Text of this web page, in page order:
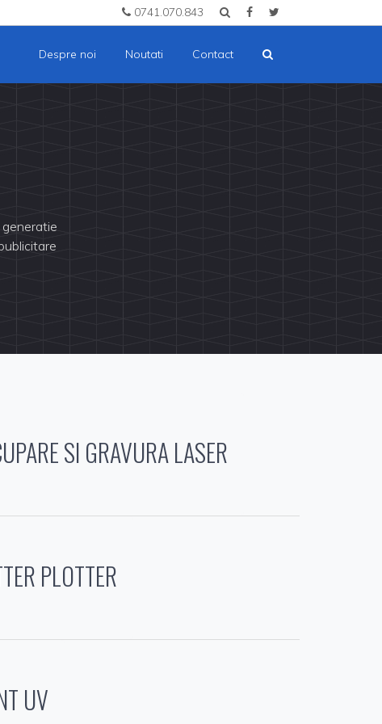
0741.070.843
Despre noi Noutati Contact
SI GRAVURA LASER
PLOTTER
UV